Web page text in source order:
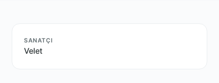
SANATÇI
Velet